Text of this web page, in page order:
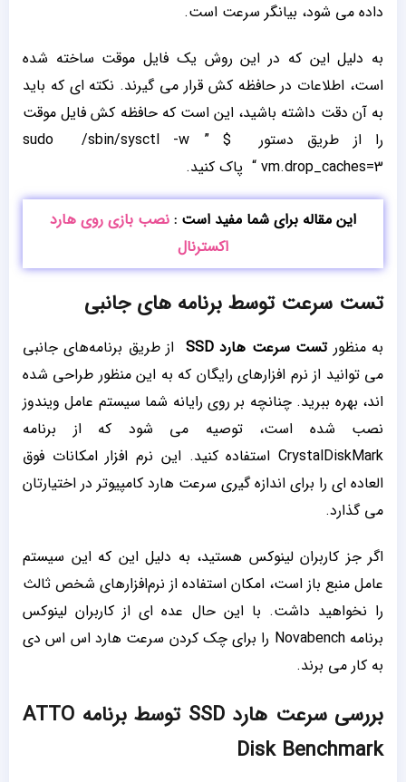
داده می شود، بیانگر سرعت است.
به دلیل این که در این روش یک فایل موقت ساخته شده
است، اطلاعات در حافظه کش قرار می گیرند. نکته ای که باید
به آن دقت داشته باشید، این است که حافظه کش فایل موقت
را از طریق دستور $ ” sudo /sbin/sysctl -w
vm.drop_caches=3 “ پاک کنید.
این مقاله برای شما مفید است : نصب بازی روی هارد
اکسترنال
تست سرعت توسط برنامه های جانبی
به منظور تست سرعت هارد SSD از طریق برنامه‌های جانبی
می توانید از نرم افزارهای رایگان که به این منظور طراحی شده
اند، بهره ببرید. چنانچه بر روی رایانه شما سیستم عامل ویندوز
نصب شده است، توصیه می شود که از برنامه
CrystalDiskMark استفاده کنید. این نرم افزار امکانات فوق
العاده ای را برای اندازه گیری سرعت هارد کامپیوتر در اختیارتان
می گذارد.
اگر جز کاربران لینوکس هستید، به دلیل این که این سیستم
عامل منبع باز است، امکان استفاده از نرم‌افزارهای شخص ثالث
را نخواهید داشت. با این حال عده ای از کاربران لینوکس
برنامه Novabench را برای چک کردن سرعت هارد اس اس دی
به کار می برند.
بررسی سرعت هارد SSD توسط برنامه ATTO
Disk Benchmark